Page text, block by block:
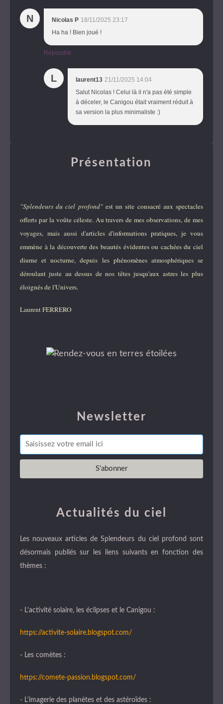
N Nicolas P 18/11/2025 23:17
Ha ha ! Bien joué !
Répondre
L laurent13 21/11/2025 14:04
Salut Nicolas ! Celui là il n'a pas été simple
à déceler, le Canigou était vraiment réduit à
sa version la plus minimaliste :)
Newsletter
Présentation
"Splendeurs du ciel profond"est un site consacré aux spectacles
offerts par la voûte céleste. Au travers de mes observations, de mes
voyages, mais aussi d'articles d'informations pratiques, je vous
emmène à la découverte des beautés évidentes ou cachées du ciel
diurne et nocturne, depuis les phénomènes atmosphériques se
déroulant juste au dessus de nos têtes jusqu'aux astres les plus
éloignés de l'Univers.
Laurent FERRERO
Actualités du ciel
Les nouveaux articles de Splendeurs du ciel profond sont
désormais publiés sur les liens suivants en fonction des
thèmes :
- L'activité solaire, les éclipses et le Canigou :
https://activite-solaire.blogspot.com/
- Les comètes :
https://comete-passion.blogspot.com/
- L'imagerie des planètes et des astéroïdes :